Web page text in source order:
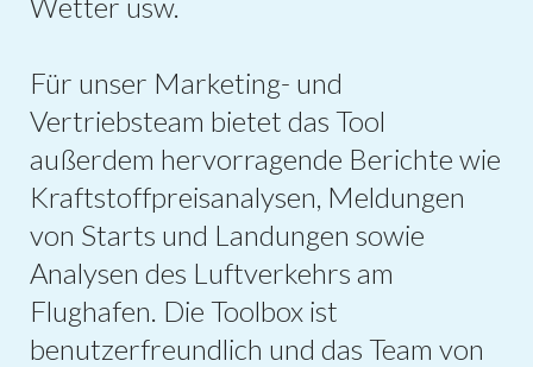
Für unser Marketing- und
Vertriebsteam bietet das Tool
außerdem hervorragende Berichte wie
Kraftstoffpreisanalysen, Meldungen
von Starts und Landungen sowie
Analysen des Luftverkehrs am
Flughafen. Die Toolbox ist
benutzerfreundlich und das Team von